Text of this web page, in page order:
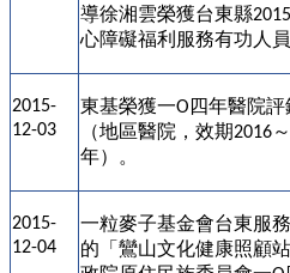
導徐湘雲榮獲台東縣2015
心障礙福利服務有功人員
2015-
12-03
東基榮獲一O 四年醫院評
（地區醫院，效期2016～
年）。
2015-
12-04
一粒麥子基金會台東服
的「鸞山文化健康照顧